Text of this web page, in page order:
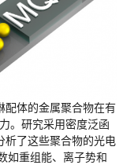
配体的金属聚合物在有
。研究采用密度泛函
析了这些聚合物的光电
如重组能、离子势和